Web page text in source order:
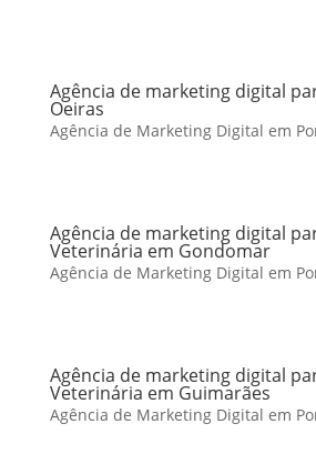
Agência de marketing digital
Oeiras
Agência de Marketing Digital em
Agência de marketing digital
Veterinária em Gondomar
Agência de Marketing Digital em
Agência de marketing digital
Veterinária em Guimarães
Agência de Marketing Digital em